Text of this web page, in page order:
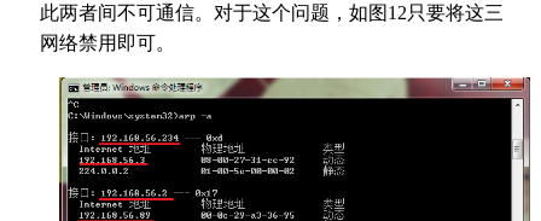
此两者间不可通信。对于这个问题，如图12只要将这三
网络禁用即可。